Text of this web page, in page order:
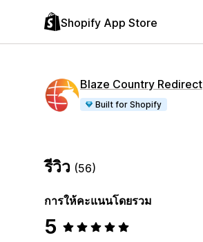
Shopify App Store
Blaze Country Redirect
Built for Shopify
รีวิว (56)
การให้คะแนนโดยรวม
5